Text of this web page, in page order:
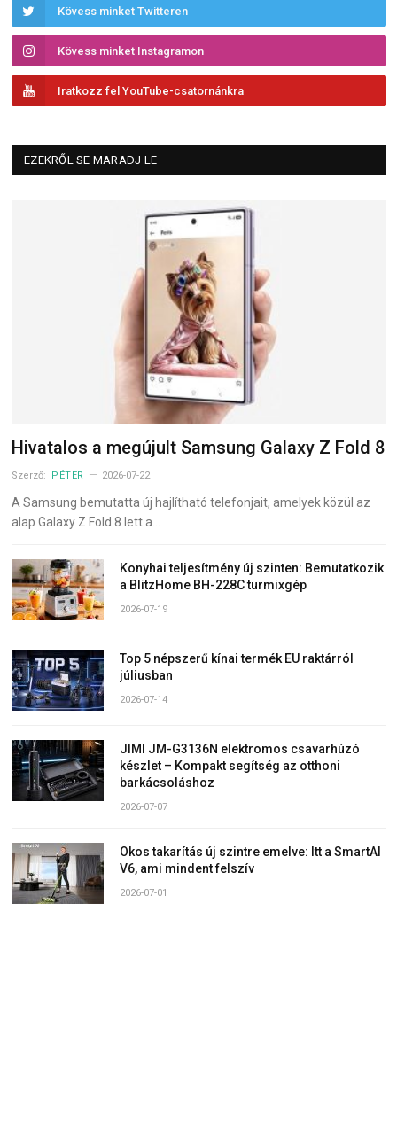
Kövess minket Twitteren
Kövess minket Instagramon
Iratkozz fel YouTube-csatornánkra
EZEKRŐL SE MARADJ LE
Hivatalos a megújult Samsung Galaxy Z Fold 8
Szerző: PÉTER 2026-07-22
A Samsung bemutatta új hajlítható telefonjait, amelyek közül az
alap Galaxy Z Fold 8 lett a…
Konyhai teljesítmény új szinten: Bemutatkozik
a BlitzHome BH-228C turmixgép
2026-07-19
Top 5 népszerű kínai termék EU raktárról
júliusban
2026-07-14
JIMI JM-G3136N elektromos csavarhúzó
készlet – Kompakt segítség az otthoni
barkácsoláshoz
2026-07-07
Okos takarítás új szintre emelve: Itt a SmartAI
V6, ami mindent felszív
2026-07-01